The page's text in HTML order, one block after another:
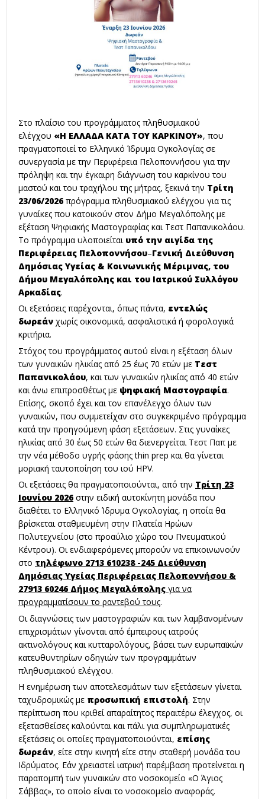
Στο πλαίσιο του προγράμματος πληθυσμιακού
ελέγχου «Η ΕΛΛΑΔΑ ΚΑΤΑ ΤΟΥ ΚΑΡΚΙΝΟΥ», που
πραγματοποιεί το Ελληνικό Ίδρυμα Ογκολογίας σε
συνεργασία με την Περιφέρεια Πελοποννήσου για την
πρόληψη και την έγκαιρη διάγνωση του καρκίνου του
μαστού και του τραχήλου της μήτρας, ξεκινά την Τρίτη
23/06/2026 πρόγραμμα πληθυσμιακού ελέγχου για τις
γυναίκες που κατοικούν στον Δήμο Μεγαλόπολης με
εξέταση Ψηφιακής Μαστογραφίας και Τεστ Παπανικολάου.
Το πρόγραμμα υλοποιείται υπό την αιγίδα της
Περιφέρειας Πελοποννήσου–Γενική Διεύθυνση
Δημόσιας Υγείας & Κοινωνικής Μέριμνας, του
Δήμου Μεγαλόπολης και του Ιατρικού Συλλόγου
Αρκαδίας.
Οι εξετάσεις παρέχονται, όπως πάντα, εντελώς
δωρεάν χωρίς οικονομικά, ασφαλιστικά ή φορολογικά
κριτήρια.
Στόχος του προγράμματος αυτού είναι η εξέταση όλων
των γυναικών ηλικίας από 25 έως 70 ετών με Τεστ
Παπανικολάου, και των γυναικών ηλικίας από 40 ετών
και άνω επιπροσθέτως με ψηφιακή Μαστογραφία.
Επίσης, σκοπό έχει και τον επανέλεγχο όλων των
γυναικών, που συμμετείχαν στο συγκεκριμένο πρόγραμμα
κατά την προηγούμενη φάση εξετάσεων. Στις γυναίκες
ηλικίας από 30 έως 50 ετών θα διενεργείται Τεστ Παπ με
την νέα μέθοδο υγρής φάσης thin prep και θα γίνεται
μοριακή ταυτοποίηση του ιού HPV.
Οι εξετάσεις θα πραγματοποιούνται, από την Τρίτη 23
Ιουνίου 2026 στην ειδική αυτοκίνητη μονάδα που
διαθέτει το Ελληνικό Ίδρυμα Ογκολογίας, η οποία θα
βρίσκεται σταθμευμένη στην Πλατεία Ηρώων
Πολυτεχνείου (στο προαύλιο χώρο του Πνευματικού
Κέντρου). Οι ενδιαφερόμενες μπορούν να επικοινωνούν
στο τηλέφωνο 2713 610238 -245 Διεύθυνση
Δημόσιας Υγείας Περιφέρειας Πελοποννήσου &
27913 60246 Δήμος Μεγαλόπολης για να
προγραμματίσουν το ραντεβού τους.
Οι διαγνώσεις των μαστογραφιών και των λαμβανομένων
επιχρισμάτων γίνονται από έμπειρους ιατρούς
ακτινολόγους και κυτταρολόγους, βάσει των ευρωπαϊκών
κατευθυντηρίων οδηγιών των προγραμμάτων
πληθυσμιακού ελέγχου.
Η ενημέρωση των αποτελεσμάτων των εξετάσεων γίνεται
ταχυδρομικώς με προσωπική επιστολή. Στην
περίπτωση που κριθεί απαραίτητος περαιτέρω έλεγχος, οι
εξετασθείσες καλούνται και πάλι για συμπληρωματικές
εξετάσεις οι οποίες πραγματοποιούνται, επίσης
δωρεάν, είτε στην κινητή είτε στην σταθερή μονάδα του
Ιδρύματος. Εάν χρειαστεί ιατρική παρέμβαση προτείνεται η
παραπομπή των γυναικών στο νοσοκομείο «Ο Άγιος
Σάββας», το οποίο είναι το νοσοκομείο αναφοράς.